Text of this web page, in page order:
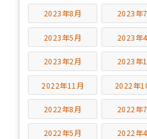
2023年8月 2023年
2023年5月 2023年
2023年2月 2023年
2022年11月 2022年
2022年8月 2022年
2022年5月 2022年